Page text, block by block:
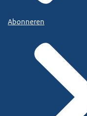
Abonneren